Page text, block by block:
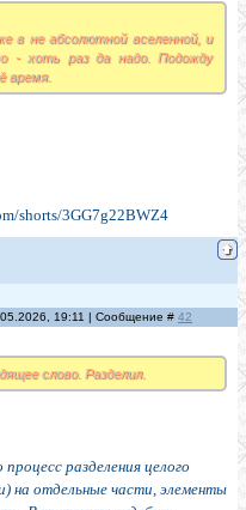
в не абсолютной вселенной, и
- хоть раз да надо. Подожду
время.
shorts/3GG7g22BWZ4
19:11 | Сообщение # 42
слово. Разделил.
разделения целого
на отдельные части, элементы